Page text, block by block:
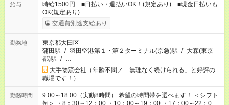
給与
時給1500円 ■日払い・週払いOK！(規定あり) ■現金日払いも
OK(規定あり)
交通費別途支給あり
勤務地
東京都大田区
蒲田駅 / 羽田空港第１・第２ターミナル(京急)駅 / 大森(東京
都)駅 / …
大手物流会社（年齢不問／「無理なく続けられる」と好評の
職場です！）
勤務時間
9:00～18:00（実動8時間） 希望の時間帯を選べます！ ＜シフト
例＞ ・8：30～12：00 ・10：00～19：00 ・17：00～22：00